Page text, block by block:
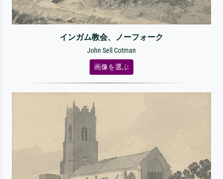
インガム教会、ノーフォーク
John Sell Cotman
画像を選ぶ